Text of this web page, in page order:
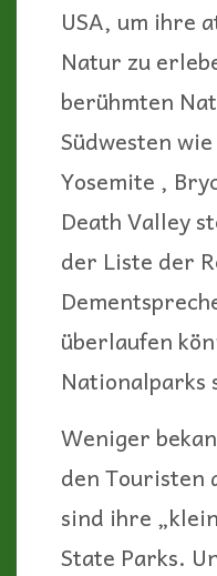
USA, um ihre
Natur zu
berühmten
Südwesten
Yosemite ,
Death Valley
der Liste der
überlaufen
Nationalparks
Weniger
den Touristen
sind ihre
State Parks.